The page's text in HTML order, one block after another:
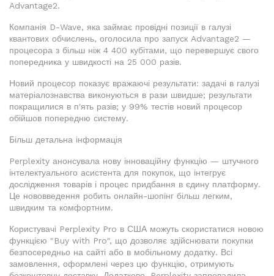
Advantage2.
Компанія D-Wave, яка займає провідні позиції в галузі
квантових обчислень, оголосила про запуск Advantage2 —
процесора з більш ніж 4 400 кубітами, що перевершує свого
попередника у швидкості на 25 000 разів.
Новий процесор показує вражаючі результати: задачі в галузі
матеріалознавства виконуються в рази швидше; результати
покращилися в п'ять разів; у 99% тестів новий процесор
обійшов попередню систему.
Більш детальна інформація
Perplexity анонсувала нову інноваційну функцію — штучного
інтелектуального асистента для покупок, що інтегрує
дослідження товарів і процес придбання в єдину платформу.
Це нововведення робить онлайн-шопінг більш легким,
швидким та комфортним.
Користувачі Perplexity Pro в США можуть скористатися новою
функцією "Buy with Pro", що дозволяє здійснювати покупки
безпосередньо на сайті або в мобільному додатку. Всі
замовлення, оформлені через цю функцію, отримують